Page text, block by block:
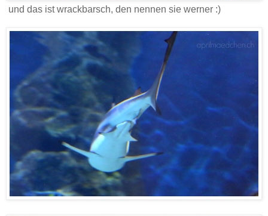
und das ist wrackbarsch, den nennen sie werner :)